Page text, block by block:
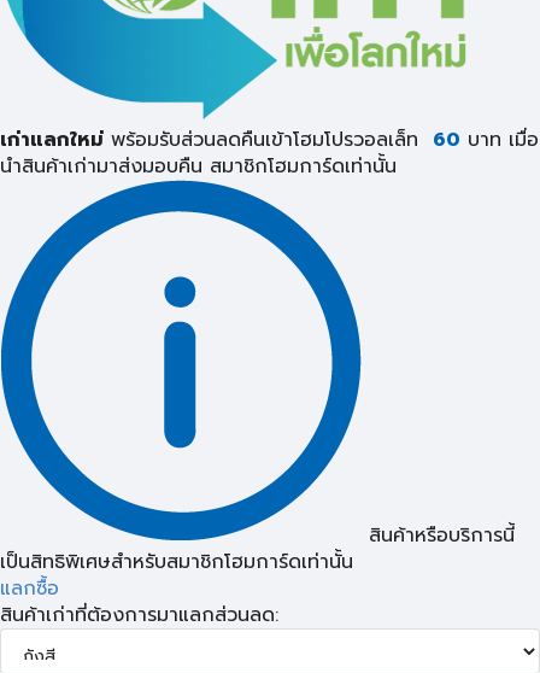
เก่าแลกใหม่ พร้อมรับส่วนลดคืนเข้าโฮมโปรวอลเล็ท 60 บาท เมื่อ
นำสินค้าเก่ามาส่งมอบคืน สมาชิกโฮมการ์ดเท่านั้น
สินค้าหรือบริการนี้
เป็นสิทธิพิเศษสำหรับสมาชิกโฮมการ์ดเท่านั้น
แลกซื้อ
สินค้าเก่าที่ต้องการมาแลกส่วนลด: